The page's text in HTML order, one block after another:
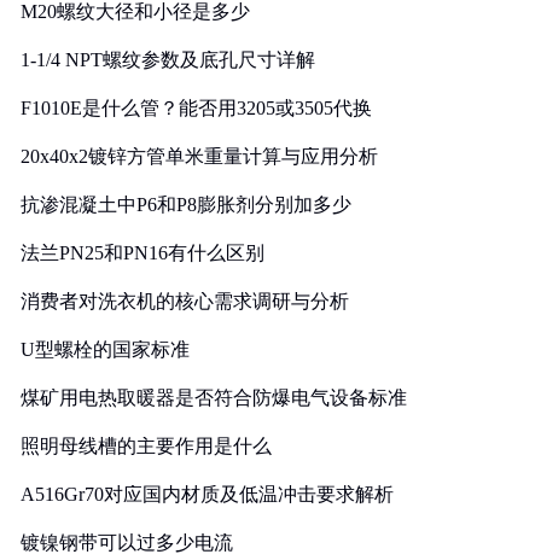
M20螺纹大径和小径是多少
1-1/4 NPT螺纹参数及底孔尺寸详解
F1010E是什么管？能否用3205或3505代换
20x40x2镀锌方管单米重量计算与应用分析
抗渗混凝土中P6和P8膨胀剂分别加多少
法兰PN25和PN16有什么区别
消费者对洗衣机的核心需求调研与分析
U型螺栓的国家标准
煤矿用电热取暖器是否符合防爆电气设备标准
照明母线槽的主要作用是什么
A516Gr70对应国内材质及低温冲击要求解析
镀镍钢带可以过多少电流